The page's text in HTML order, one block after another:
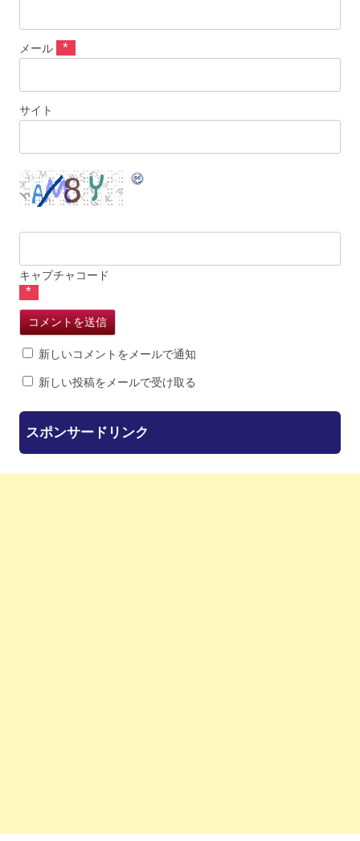
メール *
サイト
キャプチャコード
*
新しいコメントをメールで通知
新しい投稿をメールで受け取る
スポンサードリンク